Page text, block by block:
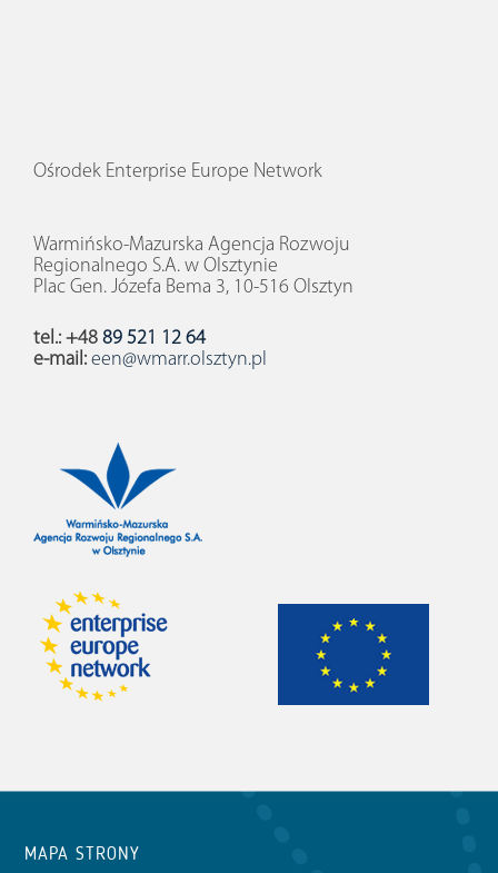
Ośrodek Enterprise Europe Network
Warmińsko-Mazurska Agencja Rozwoju
Regionalnego S.A. w Olsztynie
Plac Gen. Józefa Bema 3, 10-516 Olsztyn
tel.: +48 89 521 12 64
e-mail: een@wmarr.olsztyn.pl
MAPA STRONY